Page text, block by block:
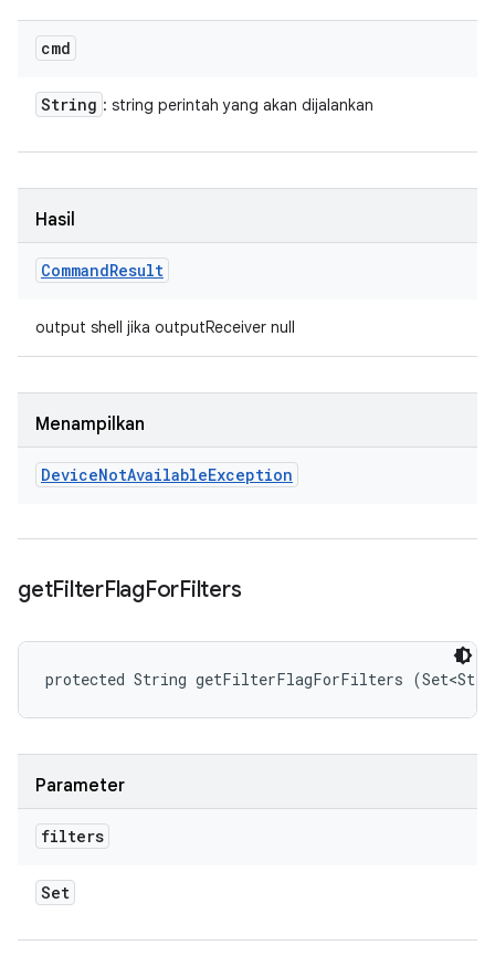
cmd
String : string perintah yang akan dijalankan
Hasil
CommandResult
output shell jika outputReceiver null
Menampilkan
DeviceNotAvailableException
getFilterFlagForFilters
protected String getFilterFlagForFilters
Parameter
filters
Set